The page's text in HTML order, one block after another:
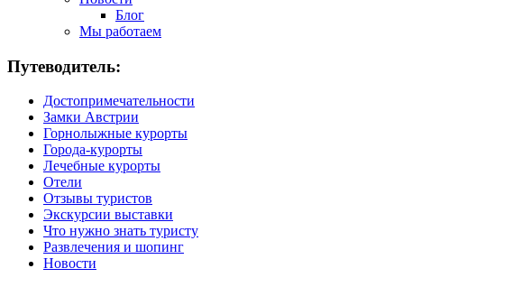
Блог
Мы работаем
Путеводитель:
Достопримечательности
Замки Австрии
Горнолыжные курорты
Города-курорты
Лечебные курорты
Отели
Отзывы туристов
Экскурсии выставки
Что нужно знать туристу
Развлечения и шопинг
Новости